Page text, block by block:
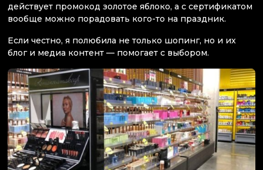
действует промокод золотое яблоко, а с сертификатом
вообще можно порадовать кого-то на праздник.
Если честно, я полюбила не только шопинг, но и их
блог и медиа контент — помогает с выбором.